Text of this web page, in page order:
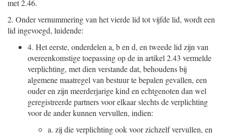
met 2.46.
2. Onder vernummering van het vierde lid tot vijfde lid, wordt een
lid ingevoegd, luidende:
4. Het eerste, onderdelen a, b en d, en tweede lid zijn van
overeenkomstige toepassing op de in artikel 2.43 vermelde
verplichting, met dien verstande dat, behoudens bij
algemene maatregel van bestuur te bepalen gevallen, een
ouder en zijn meerderjarige kind en echtgenoten dan wel
geregistreerde partners voor elkaar slechts de verplichting
voor de ander kunnen vervullen, indien:
a. zij die verplichting ook voor zichzelf vervullen, en